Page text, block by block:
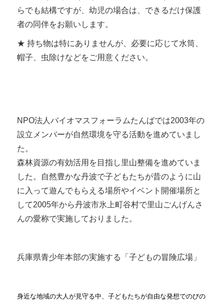
らでも結構ですが、幼児の場合は、できるだけ保護
者の同伴をお願いします。
★ 持ち物は特にありませんが、必要に応じて水筒、
帽子、虫除けなどをご用意ください。
NPO法人バイオマスフォーラムたんばでは2003年の
設立メンバーが自然環境を守る活動を進めていまし
た。
森林資源の有効活用を目指し里山整備を進めていま
した。自然豊かな丹波で子どもたちが昔のように山
に入って遊んでもらえる場所やイベント開催場所と
して2005年から丹波市氷上町谷村で里山ごんげんさ
んの愛称で実施しておりました。
兵庫県青少年本部の実施する 「子どもの冒険広場」
身近な地域の大人が見守る中、子どもたちが自由な発想でのびの